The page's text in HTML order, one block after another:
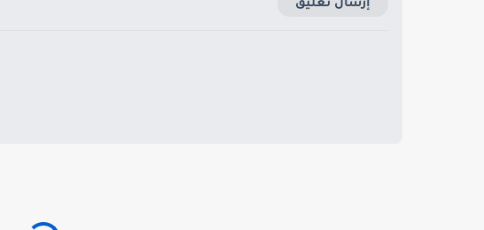
إرسال تعليق